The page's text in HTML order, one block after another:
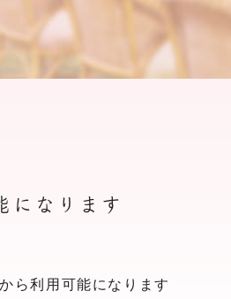
になります
ら利用可能になります